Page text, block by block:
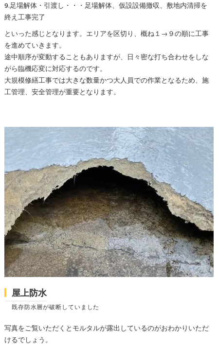
9.足場解体・引渡し・・・足場解体、仮設設備撤収、敷地内清掃を
終え工事完了
といった感じとなります。エリアを区切り、概ね１→９の順に工事
を進めていきます。
途中順序が変動することもありますが、日々密な打ち合わせをしな
がら臨機応変に対応するのです。
大規模修繕工事では大きな数量かつ大人員での作業となるため、施
工管理、安全管理が重要となります。
屋上防水
既存防水層が破断していました
写真をご覧いただくとモルタルが露出しているのがおわかりいただ
けるでしょう。